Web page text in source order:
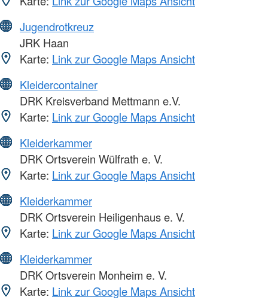
Jugendrotkreuz
JRK Haan
Karte: Link zur Google Maps Ansicht
Kleidercontainer
DRK Kreisverband Mettmann e.V.
Karte: Link zur Google Maps Ansicht
Kleiderkammer
DRK Ortsverein Wülfrath e. V.
Karte: Link zur Google Maps Ansicht
Kleiderkammer
DRK Ortsverein Heiligenhaus e. V.
Karte: Link zur Google Maps Ansicht
Kleiderkammer
DRK Ortsverein Monheim e. V.
Karte: Link zur Google Maps Ansicht